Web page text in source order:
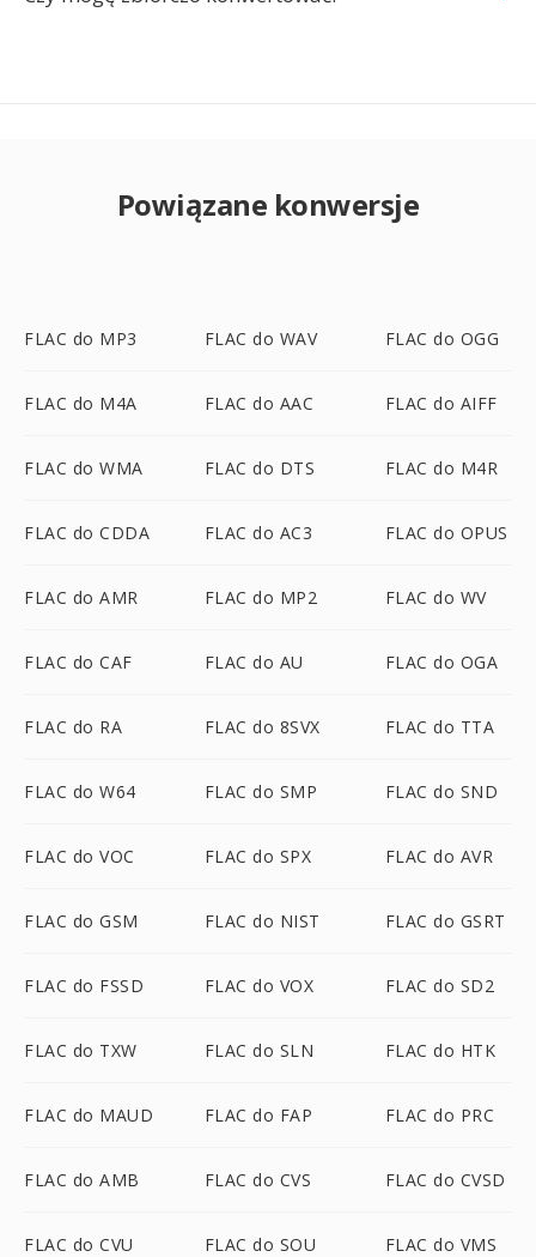
Powiązane konwersje
FLAC do MP3 FLAC do WAV FLAC do OGG
FLAC do M4A FLAC do AAC FLAC do AIFF
FLAC do WMA FLAC do DTS FLAC do M4R
FLAC do CDDA FLAC do AC3 FLAC do OPUS
FLAC do AMR FLAC do MP2 FLAC do WV
FLAC do CAF FLAC do AU FLAC do OGA
FLAC do RA FLAC do 8SVX FLAC do TTA
FLAC do W64 FLAC do SMP FLAC do SND
FLAC do VOC FLAC do SPX FLAC do AVR
FLAC do GSM FLAC do NIST FLAC do GSRT
FLAC do FSSD FLAC do VOX FLAC do SD2
FLAC do TXW FLAC do SLN FLAC do HTK
FLAC do MAUD FLAC do FAP FLAC do PRC
FLAC do AMB FLAC do CVS FLAC do CVSD
FLAC do CVU FLAC do SOU FLAC do VMS